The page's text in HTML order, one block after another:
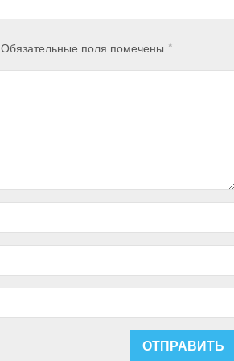
Обязательные поля помечены *